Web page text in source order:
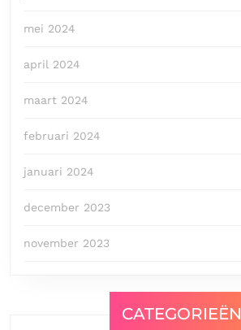
mei 2024
april 2024
maart 2024
februari 2024
januari 2024
december 2023
november 2023
CATEGORIEËN